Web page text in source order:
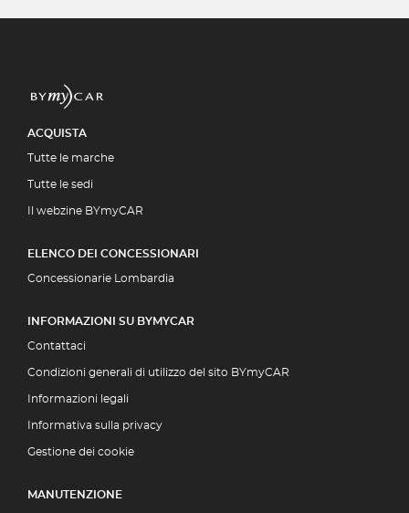
ACQUISTA
Tutte le marche
Tutte le sedi
Il webzine BYmyCAR
ELENCO DEI CONCESSIONARI
Concessionarie Lombardia
INFORMAZIONI SU BYMYCAR
Contattaci
Condizioni generali di utilizzo del sito BYmyCAR
Informazioni legali
Informativa sulla privacy
Gestione dei cookie
MANUTENZIONE